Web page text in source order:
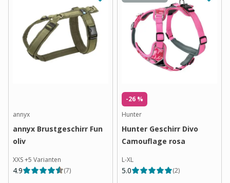
annyx
annyx Brustgeschirr Fun
oliv
XXS+5 Varianten
4.9 (7)
-26 %
Hunter
Hunter Geschirr Divo
Camouflage rosa
L-XL
5.0 (2)